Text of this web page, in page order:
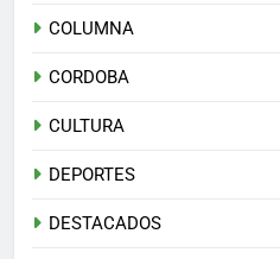
COLUMNA
CORDOBA
CULTURA
DEPORTES
DESTACADOS